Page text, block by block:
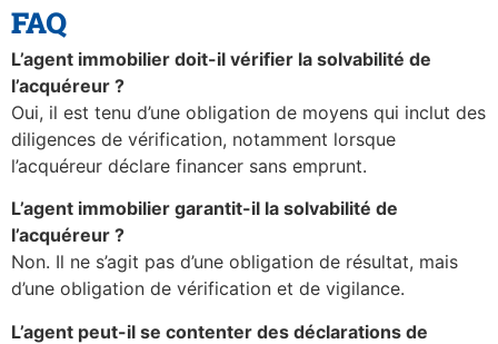
FAQ
L’agent immobilier doit-il vérifier la solvabilité de
l’acquéreur ?
Oui, il est tenu d’une obligation de moyens qui inclut des
diligences de vérification, notamment lorsque
l’acquéreur déclare financer sans emprunt.
L’agent immobilier garantit-il la solvabilité de
l’acquéreur ?
Non. Il ne s’agit pas d’une obligation de résultat, mais
d’une obligation de vérification et de vigilance.
L’agent peut-il se contenter des déclarations de